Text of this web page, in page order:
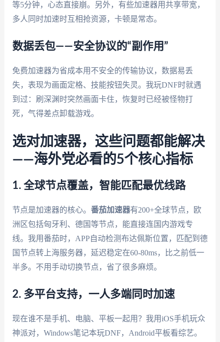
等5分钟，心态直接崩。另外，有些加速器用共享带宽，
多人同时加速时互相抢资源，卡顿是常态。
数据丢包——安全协议的“副作用”
免费加速器为省成本用不安全的传输协议，数据易丢
失，表现为画面定格、技能按钮失灵。我玩DNF时就遇
到过：刷深渊时突然画面卡住，恢复时已经被怪物打
死，气得差点卸载游戏。
选对加速器，这些问题都能解决
——海外党必看的5个核心指标
1. 全球节点覆盖，智能匹配最优线路
节点是加速器的核心。 番茄加速器有200+全球节点，欧
洲区包括匈牙利、德国等节点，能直接连国内游戏专
线。我用番茄时，APP自动检测布达佩斯位置，匹配到德
国节点转上海服务器，延迟稳定在60-80ms，比之前低一
半多。不用手动切换节点，省了很多麻烦。
2. 多平台支持，一人多端同时加速
现在谁不是手机、电脑、平板一起用？我用iOS手机玩众
神派对，Windows笔记本玩DNF，Android平板看综艺。